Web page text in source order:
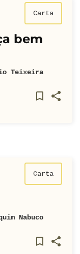
Carta
bem
Teixeira
Carta
Nabuco